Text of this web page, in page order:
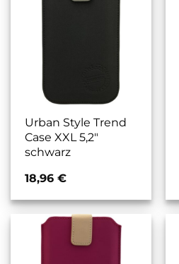
Urban Style Trend
Case XXL 5,2″
schwarz
18,96 €